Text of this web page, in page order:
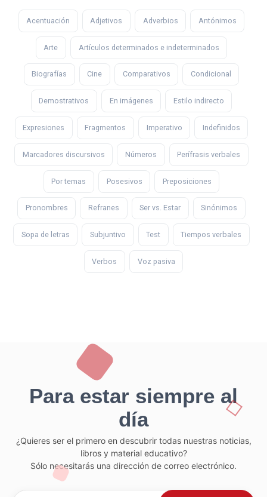
Acentuación Adjetivos Adverbios Antónimos
Arte Artículos determinados e indeterminados
Biografías Cine Comparativos Condicional
Demostrativos En imágenes Estilo indirecto
Expresiones Fragmentos Imperativo Indefinidos
Marcadores discursivos Números Perífrasis verbales
Por temas Posesivos Preposiciones
Pronombres Refranes Ser vs. Estar Sinónimos
Sopa de letras Subjuntivo Test Tiempos verbales
Verbos Voz pasiva
Para estar siempre al
día
¿Quieres ser el primero en descubrir todas nuestras noticias,
libros y material educativo?
Sólo necesitarás una dirección de correo electrónico.